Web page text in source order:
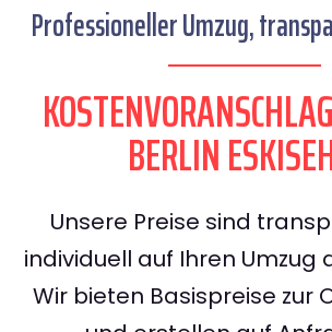
Professioneller Umzug,
BERLIN
Unsere Preise sind
individuell auf Ihren
Wir bieten Basispreise zur